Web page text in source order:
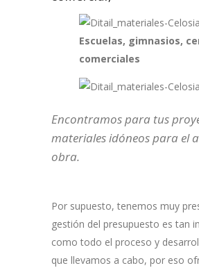
Escuelas, gimnasios,
comerciales
Encontramos para tus
materiales idóneos para el
obra.
Por supuesto, tenemos muy
gestión del presupuesto es tan
como todo el proceso y
que llevamos a cabo, por eso